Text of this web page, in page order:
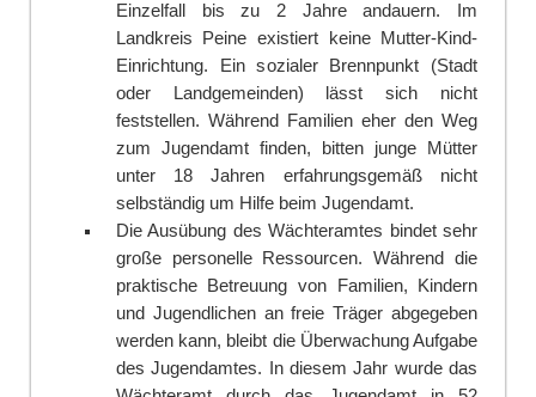
Einzelfall bis zu 2 Jahre andauern. Im
Landkreis Peine existiert keine Mutter-Kind-
Einrichtung. Ein sozialer Brennpunkt (Stadt
oder Landgemeinden) lässt sich nicht
feststellen. Während Familien eher den Weg
zum Jugendamt finden, bitten junge Mütter
unter 18 Jahren erfahrungsgemäß nicht
selbständig um Hilfe beim Jugendamt.
Die Ausübung des Wächteramtes bindet sehr
große personelle Ressourcen. Während die
praktische Betreuung von Familien, Kindern
und Jugendlichen an freie Träger abgegeben
werden kann, bleibt die Überwachung Aufgabe
des Jugendamtes. In diesem Jahr wurde das